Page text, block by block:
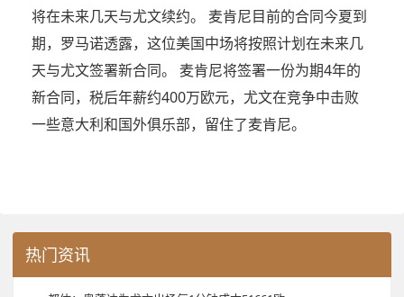
将在未来几天与尤文续约。 麦肯尼目前的合同今夏到
期，罗马诺透露，这位美国中场将按照计划在未来几
天与尤文签署新合同。 麦肯尼将签署一份为期4年的
新合同，税后年薪约400万欧元，尤文在竞争中击败
一些意大利和国外俱乐部，留住了麦肯尼。
热门资讯